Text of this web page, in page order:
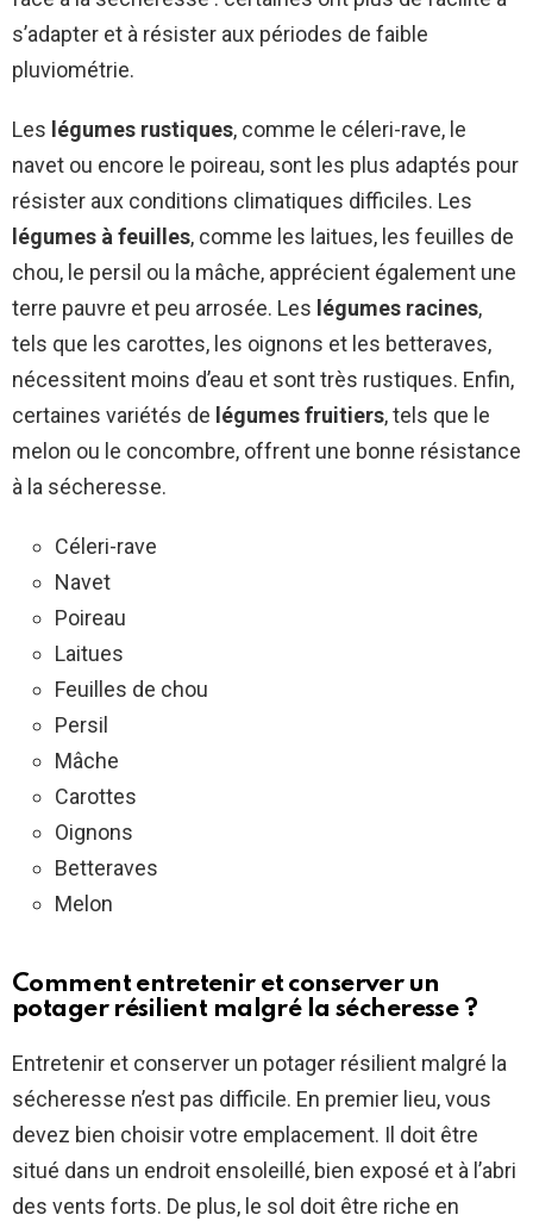
s’adapter et à résister aux périodes de faible
pluviométrie.
Les légumes rustiques, comme le céleri-rave, le
navet ou encore le poireau, sont les plus adaptés pour
résister aux conditions climatiques difficiles. Les
légumes à feuilles, comme les laitues, les feuilles de
chou, le persil ou la mâche, apprécient également une
terre pauvre et peu arrosée. Les légumes racines,
tels que les carottes, les oignons et les betteraves,
nécessitent moins d’eau et sont très rustiques. Enfin,
certaines variétés de légumes fruitiers, tels que le
melon ou le concombre, offrent une bonne résistance
à la sécheresse.
Céleri-rave
Navet
Poireau
Laitues
Feuilles de chou
Persil
Mâche
Carottes
Oignons
Betteraves
Melon
Comment entretenir et conserver un
potager résilient malgré la sécheresse ?
Entretenir et conserver un potager résilient malgré la
sécheresse n’est pas difficile. En premier lieu, vous
devez bien choisir votre emplacement. Il doit être
situé dans un endroit ensoleillé, bien exposé et à l’abri
des vents forts. De plus, le sol doit être riche en